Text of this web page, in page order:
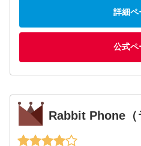
詳細ペ
公式ペ
Rabbit Phone（